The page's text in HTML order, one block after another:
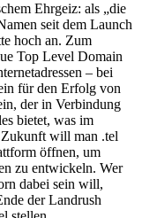
Ehrgeiz: als „die
seit dem Launch
hoch an. Zum
Top Level Domain
– bei
für den Erfolg von
der in Verbindung
bietet, was im
will man .tel
öffnen, um
zu entwickeln. Wer
dabei sein will,
der Landrush